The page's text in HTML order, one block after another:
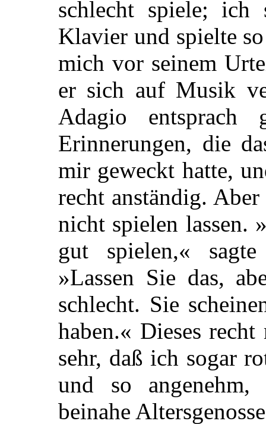
schlecht spiele; ich
Klavier und spielte
mich vor seinem
er sich auf Musik
Adagio entsprach
Erinnerungen, die
mir geweckt hatte,
recht anständig.
nicht spielen lassen.
gut spielen,«
»Lassen Sie das,
schlecht. Sie
haben.« Dieses
sehr, daß ich sogar
und so
beinahe